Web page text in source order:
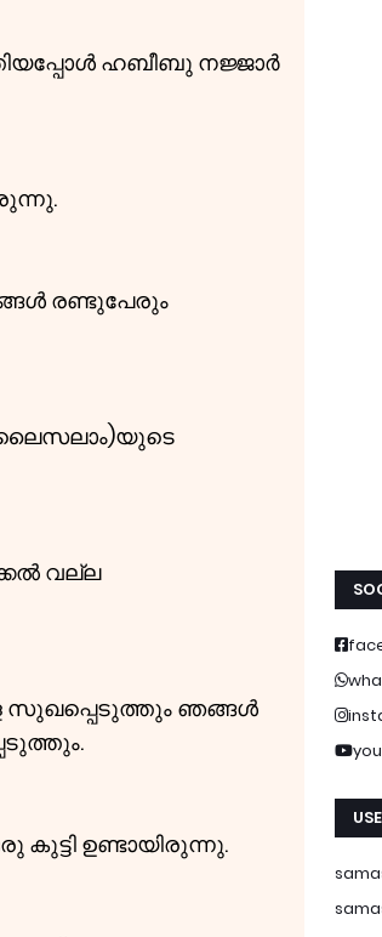
ഹബീബു നജ്ജാർ
രണ്ടുപേരും
വല്ല
സുഖപ്പെടുത്തും ഞങ്ങൾ
കുട്ടി ഉണ്ടായിരുന്നു.